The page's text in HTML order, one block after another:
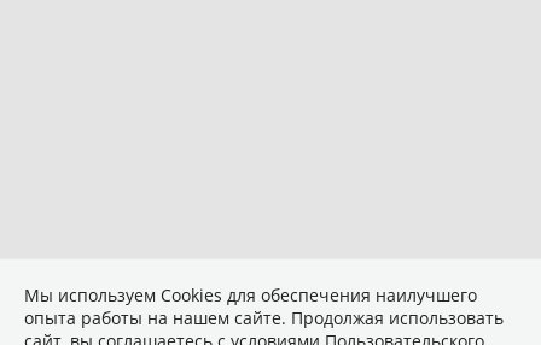
Мы используем Сookies для обеспечения наилучшего
опыта работы на нашем сайте. Продолжая использовать